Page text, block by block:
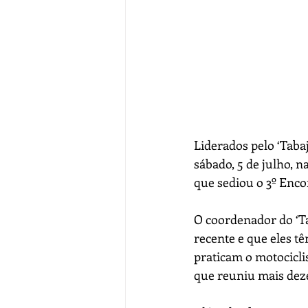
Liderados pelo
sábado, 5 de julho,
que sediou o 3º
O coordenador do
recente e que eles
praticam o
que reuniu mais